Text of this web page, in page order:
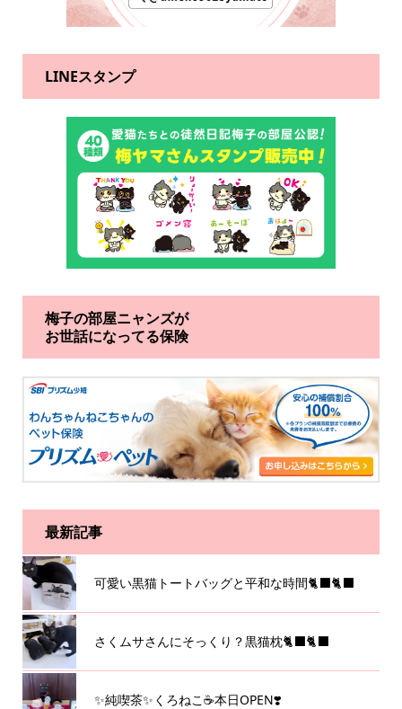
LINEスタンプ
梅子の部屋ニャンズが
お世話になってる保険
最新記事
可愛い黒猫トートバッグと平和な時間🐈‍⬛🐈‍⬛
さくムサさんにそっくり？黒猫枕🐈‍⬛🐈‍⬛
✨純喫茶✨くろねこ☕️本日OPEN❣️